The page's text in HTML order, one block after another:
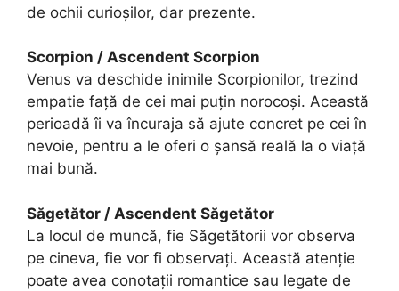
de ochii curioșilor, dar prezente.
Scorpion / Ascendent Scorpion
Venus va deschide inimile Scorpionilor, trezind
empatie față de cei mai puțin norocoși. Această
perioadă îi va încuraja să ajute concret pe cei în
nevoie, pentru a le oferi o șansă reală la o viață
mai bună.
Săgetător / Ascendent Săgetător
La locul de muncă, fie Săgetătorii vor observa
pe cineva, fie vor fi observați. Această atenție
poate avea conotații romantice sau legate de